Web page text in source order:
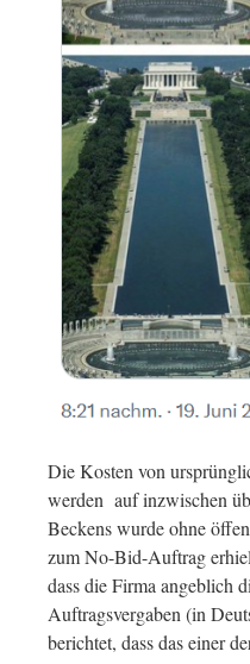
Die Kosten von
werden auf inzwischen
Beckens wurde ohne
zum No-Bid-Auftrag
dass die Firma angeblich
Auftragsvergaben (in
berichtet, dass das einer